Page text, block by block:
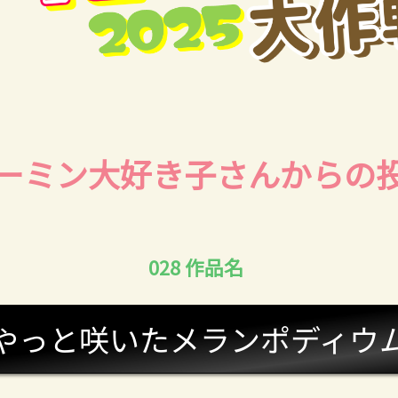
っと咲いたメランポディウ
028 作品名
ミン大好き子さんからの